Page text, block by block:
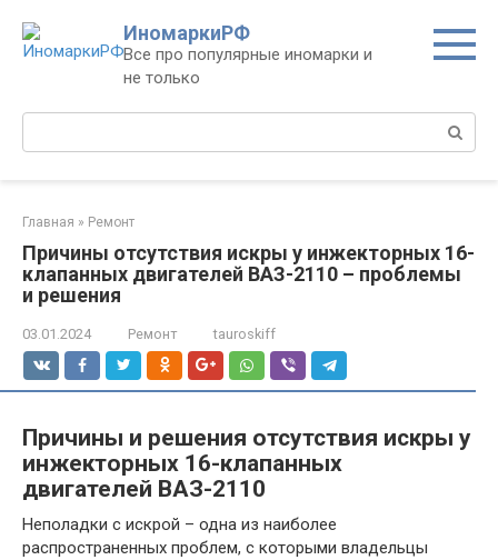
контенту
ИномаркиРФ
Все про популярные иномарки и
не только
Поиск:
Главная » Ремонт
Причины отсутствия искры у инжекторных 16-
клапанных двигателей ВАЗ-2110 – проблемы
и решения
03.01.2024 Ремонт tauroskiff
Причины и решения отсутствия искры у
инжекторных 16-клапанных
двигателей ВАЗ-2110
Неполадки с искрой – одна из наиболее
распространенных проблем, с которыми владельцы